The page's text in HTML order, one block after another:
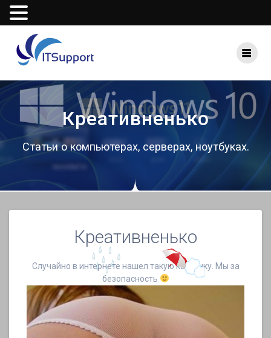
Креативненько
Статьи о компьютерах, серверах, ноутбуках.
Креативненько
Случайно в интернете нашел такую картинку. Мы за
безопасность